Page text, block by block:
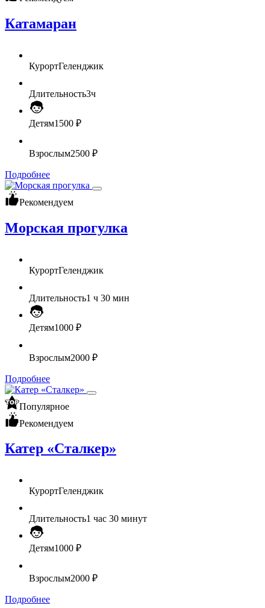
Катамаран
КурортГеленджик
Длительность3ч
Детям1500 ₽
Взрослым2500 ₽
Подробнее
Рекомендуем
Морская прогулка
КурортГеленджик
Длительность1 ч 30 мин
Детям1000 ₽
Взрослым2000 ₽
Подробнее
Популярное
Рекомендуем
Катер «Сталкер»
КурортГеленджик
Длительность1 час 30 минут
Детям1000 ₽
Взрослым2000 ₽
Подробнее